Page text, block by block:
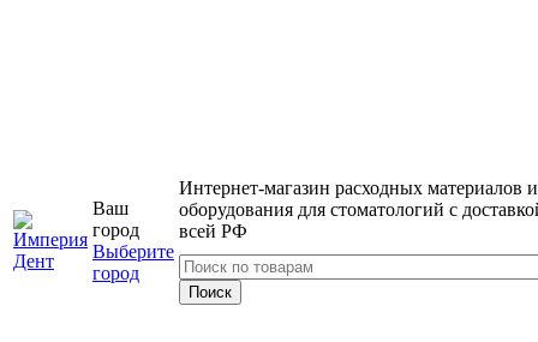
Ваш
город
Выберите
город
Интернет-магазин расходных материалов и
оборудования для стоматологий с
всей РФ